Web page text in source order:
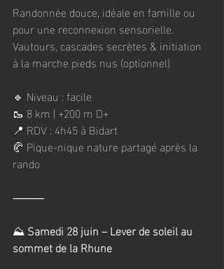
Randonnée douce, idéale en famille ou
pour une reconnexion sensorielle.
Vautours, cascades secrètes & initiation
à la marche pieds nus (optionnel)
🔹 Niveau : facile
🥾 8 km | +200 m D+
📍 RDV : 4h45 à Bidart
🥐 Pique-nique nature partagé après la
rando
⸻
⛰️ Samedi 28 juin – Lever de soleil au
sommet de la Rhune